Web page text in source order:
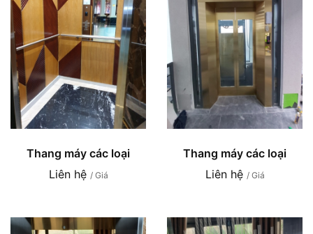
Thang máy các loại
Liên hệ / Giá
Thang máy các loại
Liên hệ / Giá